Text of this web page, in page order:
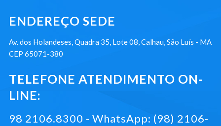
ENDEREÇO SEDE
Av. dos Holandeses, Quadra 35, Lote 08, Calhau, São Luís - MA
CEP 65071-380
TELEFONE ATENDIMENTO ON-
LINE:
98 2106.8300 - WhatsApp: (98) 2106-